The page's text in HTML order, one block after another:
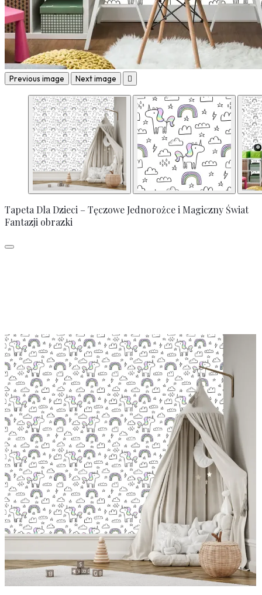
Previous image Next image 
Tapeta Dla Dzieci – Tęczowe Jednorożce i Magiczny Świat
Fantazji obrazki